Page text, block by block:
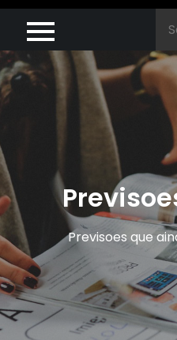
Previsoes que